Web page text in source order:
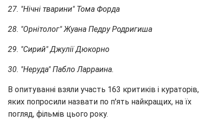
27. "Нічні тварини" Тома Форда
28. "Орнітолог" Жуана Педру Родригиша
29. "Сирий" Джулії Дюкорно
30. "Неруда" Пабло Ларраина.
В опитуванні взяли участь 163 критиків і кураторів,
яких попросили назвати по п'ять найкращих, на їх
погляд, фільмів цього року.